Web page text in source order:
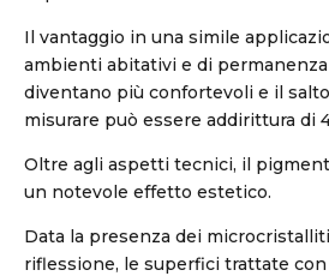
Il vantaggio in una simile
ambienti abitativi e di
diventano più confortevoli e il
misurare può essere addirittura di
Oltre agli aspetti tecnici, il
un notevole effetto estetico.
Data la presenza dei
riflessione, le superfici trattate